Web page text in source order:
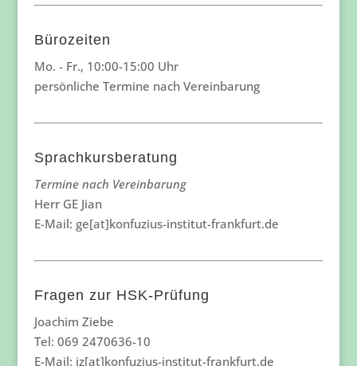
Bürozeiten
Mo. - Fr., 10:00-15:00 Uhr
persönliche Termine nach Vereinbarung
Sprachkursberatung
Termine nach Vereinbarung
Herr GE Jian
E-Mail: ge[at]konfuzius-institut-frankfurt.de
Fragen zur HSK-Prüfung
Joachim Ziebe
Tel: 069 2470636-10
E-Mail: jz[at]konfuzius-institut-frankfurt.de